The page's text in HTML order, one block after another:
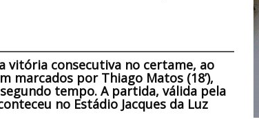
vitória consecutiva no certame, ao
marcados por Thiago Matos (18’),
segundo tempo. A partida, válida pela
no Estádio Jacques da Luz